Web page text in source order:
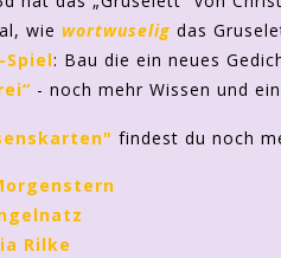
wie wortwuselig das
: Bau die ein neues
- noch mehr Wissen und
findest du noch
Rilke